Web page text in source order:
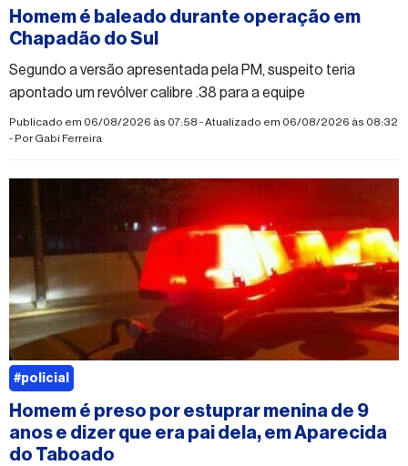
Homem é baleado durante operação em
Chapadão do Sul
Segundo a versão apresentada pela PM, suspeito teria
apontado um revólver calibre .38 para a equipe
Publicado em 06/08/2026 às 07:58 - Atualizado em 06/08/2026 às 08:32
- PorGabi Ferreira
Homem é preso por estuprar menina de 9
anos e dizer que era pai dela, em Aparecida
do Taboado
#policial